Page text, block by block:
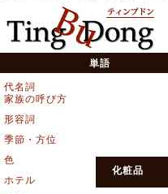
単語
代名詞
家族の呼び方
形容詞
季節・方位
色
ホテル
化粧品